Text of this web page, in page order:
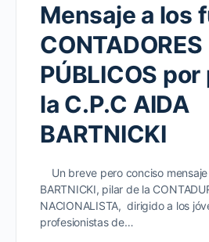
Mensaje a los
CONTADORES
PÚBLICOS
la C.P.C AIDA
BARTNICKI
Un breve pero conciso mensaje
BARTNICKI, pilar de la
NACIONALISTA, dirigido a los
profesionistas de…